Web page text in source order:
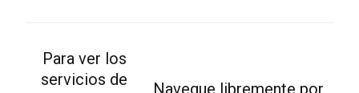
Para ver los
servicios de
Navegue libremente por